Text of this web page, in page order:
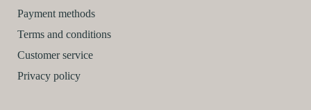
Payment methods
Terms and conditions
Customer service
Privacy policy